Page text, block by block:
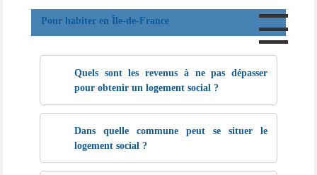
Pour habiter en Île-de-France
Quels sont les revenus à ne pas dépasser
pour obtenir un logement social ?
Dans quelle commune peut se situer le
logement social ?